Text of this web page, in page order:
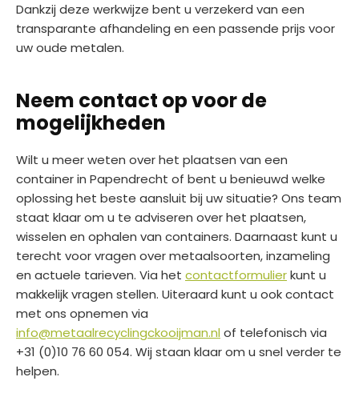
Dankzij deze werkwijze bent u verzekerd van een
transparante afhandeling en een passende prijs voor
uw oude metalen.
Neem contact op voor de
mogelijkheden
Wilt u meer weten over het plaatsen van een
container in Papendrecht of bent u benieuwd welke
oplossing het beste aansluit bij uw situatie? Ons team
staat klaar om u te adviseren over het plaatsen,
wisselen en ophalen van containers. Daarnaast kunt u
terecht voor vragen over metaalsoorten, inzameling
en actuele tarieven. Via het contactformulierkunt u
makkelijk vragen stellen. Uiteraard kunt u ook contact
met ons opnemen via
info@metaalrecyclingckooijman.nl of telefonisch via
+31 (0)10 76 60 054. Wij staan klaar om u snel verder te
helpen.